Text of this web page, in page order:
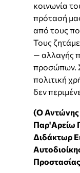
κοινωνία
πρότασή
από τους
Τους
— αλλαγής
προσώπων.
πολιτική
δεν
(Ο Αντώνης
Παρ'Αρείω
Διδάκτωρ